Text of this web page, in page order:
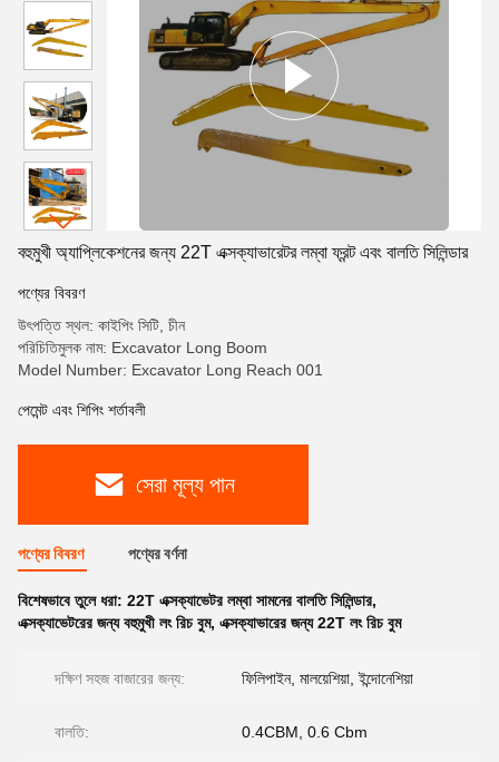
বহুমুখী অ্যাপ্লিকেশনের জন্য 22T এক্সক্যাভারেটর লম্বা ফ্রন্ট এবং বালতি সিলিন্ডার
পণ্যের বিবরণ
উৎপত্তি স্থল: কাইপিং সিটি, চীন
পরিচিতিমুলক নাম: Excavator Long Boom
Model Number: Excavator Long Reach 001
পেমেন্ট এবং শিপিং শর্তাবলী
সেরা মূল্য পান
পণ্যের বিবরণ পণ্যের বর্ণনা
বিশেষভাবে তুলে ধরা: 22T এক্সক্যাভেটর লম্বা সামনের বালতি সিলিন্ডার,
এক্সক্যাভেটরের জন্য বহুমুখী লং রিচ বুম, এক্সক্যাভারের জন্য 22T লং রিচ বুম
দক্ষিণ সহজ বাজারের জন্য: ফিলিপাইন, মালয়েশিয়া, ইন্দোনেশিয়া
বালতি: 0.4CBM, 0.6 Cbm